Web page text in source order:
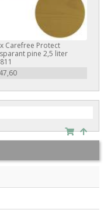
Carefree Protect
pine 2,5 liter